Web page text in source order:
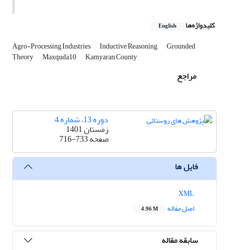
کلیدواژه‌ها English
Agro-Processing Industries Inductive Reasoning Grounded
Theory Maxquda10 Kamyaran County
مراجع
دوره 13، شماره 4
زمستان 1401
صفحه716-733
فایل ها
اصل مقاله
4.96 M
سابقه مقاله